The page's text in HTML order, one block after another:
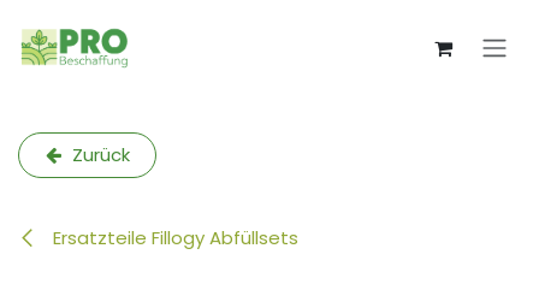
Zurück
Ersatzteile Fillogy Abfüllsets